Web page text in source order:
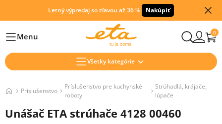
Letný výpredaj so zľavou až 36 % Nakúpiť
HlavníMenu 0
Všetky kategórie
Príslušenstvo
Príslušenstvo pre kuchynské
roboty
Strúhadlá, krájače,
lúpače
Unášač ETA strúhače 4128 00460